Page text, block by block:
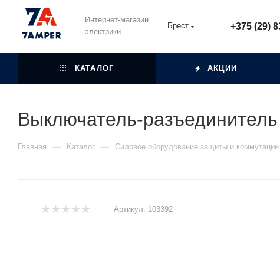
Интернет-магазин
электрики
Брест +375 (29)
КАТАЛОГ АКЦИИ
Выключатель-
Главная — Каталог — Силовое оборудование защиты и коммутации
Артикул: 103392